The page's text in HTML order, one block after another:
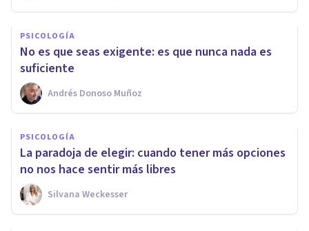
PSICOLOGÍA
No es que seas exigente: es que nunca nada es
suficiente
Andrés Donoso Muñoz
PSICOLOGÍA
La paradoja de elegir: cuando tener más opciones
no nos hace sentir más libres
Silvana Weckesser